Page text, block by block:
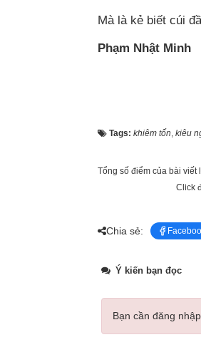
Mà là kẻ biết cúi
Phạm Nhật Minh
Tags: khiêm tốn, kiêu
Tổng số điểm của bài viết
Click
Chia sẻ:
Ý kiến bạn đọc
Bạn cần đăng